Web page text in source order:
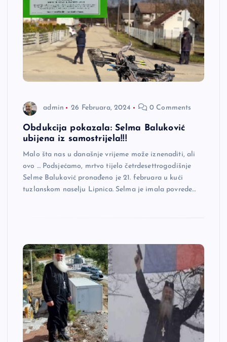
admin 26 Februara, 2024 0 Comments
Obdukcija pokazala: Selma Baluković
ubijena iz samostrijela!!!
Malo šta nas u današnje vrijeme može iznenaditi, ali
ovo … Podsjećamo, mrtvo tijelo četrdesettrogodišnje
Selme Baluković pronađeno je 21. februara u kući
tuzlanskom naselju Lipnica. Selma je imala povrede…